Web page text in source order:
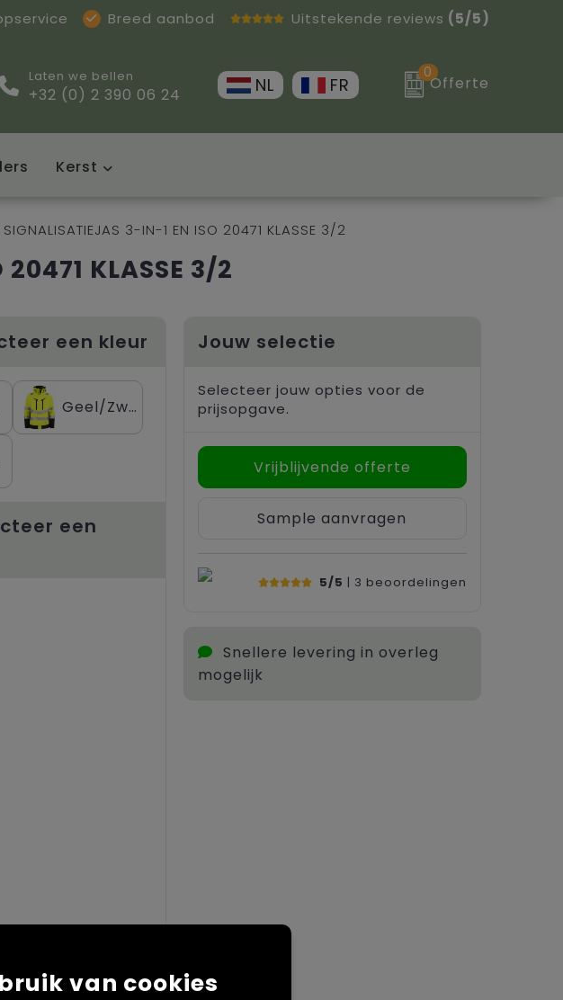
Breed aanbod Uitstekende reviews (5/5)
Laten we bellen
+32 (0) 2 390 06 24 NL FR
0
Offerte
Kerst
3-IN-1 EN ISO 20471 KLASSE 3/2
KLASSE 3/2
een kleur
Geel/Zwart
een
Jouw selectie
Selecteer jouw opties voor de
prijsopgave.
Vrijblijvende offerte
Sample aanvragen
5/5 | 3 beoordelingen
Snellere levering in overleg
mogelijk
van cookies